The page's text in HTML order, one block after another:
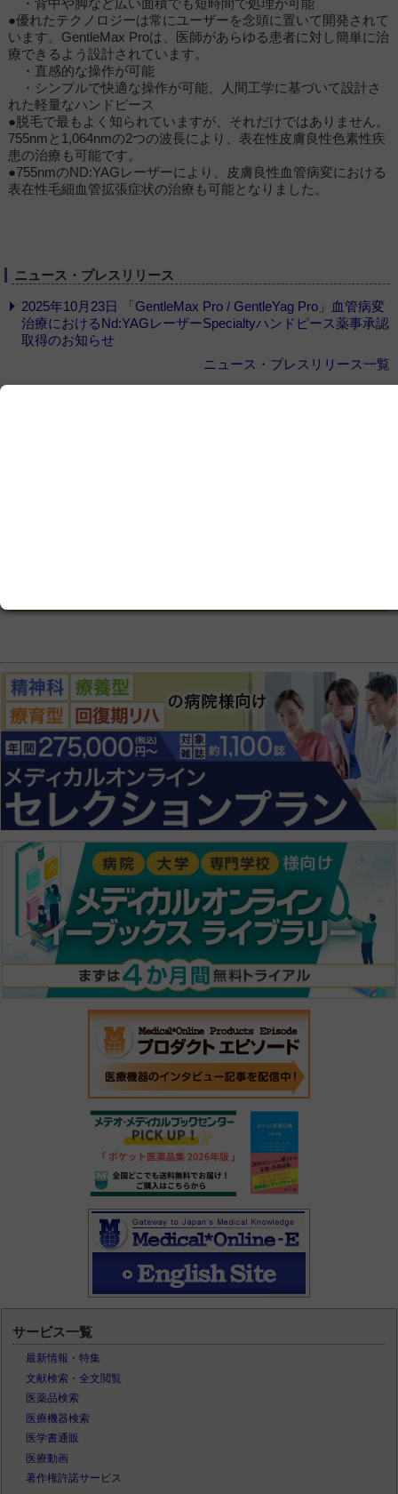
●優れたテクノロジーは常にユーザーを念頭に置いて開発されて
います。GentleMax Proは、医師があらゆる患者に対し簡単に治
療できるよう設計されています。
・直感的な操作が可能
・シンプルで快適な操作が可能、人間工学に基づいて設計さ
れた軽量なハンドピース
●脱毛で最もよく知られていますが、それだけではありません。
755nmと1,064nmの2つの波長により、表在性皮膚良性色素性疾
患の治療も可能です。
●755nmのND:YAGレーザーにより、皮膚良性血管病変における
表在性毛細血管拡張症状の治療も可能となりました。
ニュース・プレスリリース
2025年10月23日 「GentleMax Pro / GentleYag Pro」血管病変
治療におけるNd:YAGレーザーSpecialtyハンドピース薬事承認
取得のお知らせ
ニュース・プレスリリース一覧
サービス一覧
最新情報・特集
文献検索・全文閲覧
医薬品検索
医療機器検索
医学書通販
医療動画
著作権許諾サービス